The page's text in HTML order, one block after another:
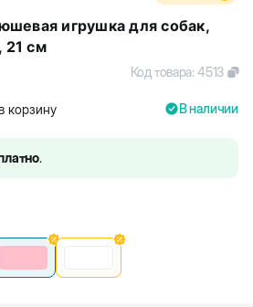
игрушка для собак,
21 см
Код товара:4513
корзину
В наличии
.